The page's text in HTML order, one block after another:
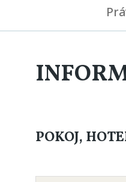
POKOJ,